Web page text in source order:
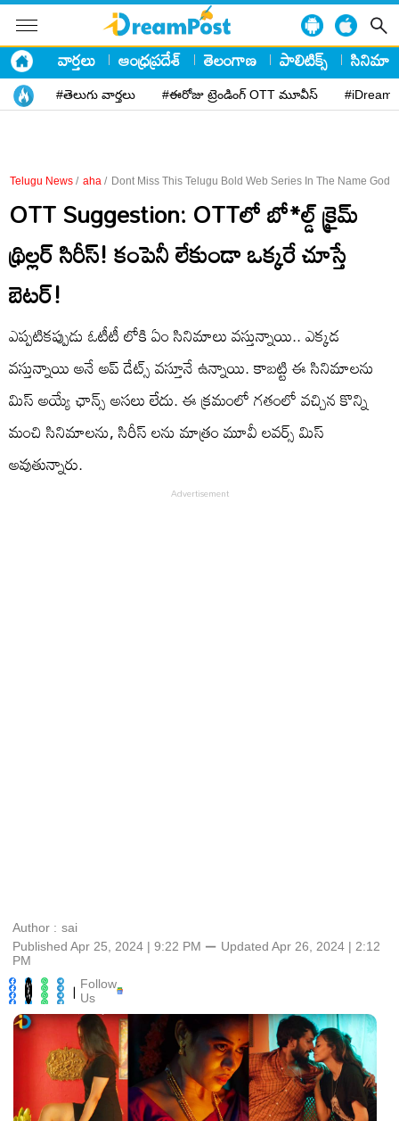
వార్తలు ఆంధ్రప్రదేశ్ తెలంగాణ పాలిటిక్స్ సినిమా
#తెలుగు వార్తలు #ఈరోజు ట్రెండింగ్ OTT మూవీస్
Telugu News / aha / Dont Miss This Telugu Bold Web Series In The Name God
OTT Suggestion: OTTలో బో*ల్డ్ క్రైమ్
థ్రిల్లర్ సిరీస్! కంపెనీ లేకుండా ఒక్కరే చూస్తే
బెటర్!
ఎప్పటికప్పుడు ఓటీటీ లోకి ఏం సినిమాలు వస్తున్నాయి.. ఎక్కడ
వస్తున్నాయి అనే అప్ డేట్స్ వస్తూనే ఉన్నాయి. కాబట్టి ఈ సినిమాలను
మిస్ అయ్యే ఛాన్స్ అసలు లేదు. ఈ క్రమంలో గతంలో వచ్చిన కొన్ని
మంచి సినిమాలను, సిరీస్ లను మాత్రం మూవీ లవర్స్ మిస్
అవుతున్నారు.
Author : sai
Published Apr 25, 2024 | 9:22 PM ⚊ Updated Apr 26, 2024 | 2:12
PM
| Follow
Us